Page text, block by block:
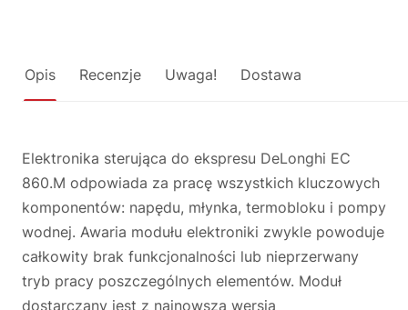
Opis Recenzje Uwaga! Dostawa
Elektronika sterująca do ekspresu DeLonghi EC
860.M odpowiada za pracę wszystkich kluczowych
komponentów: napędu, młynka, termobloku i pompy
wodnej. Awaria modułu elektroniki zwykle powoduje
całkowity brak funkcjonalności lub nieprzerwany
tryb pracy poszczególnych elementów. Moduł
dostarczany jest z najnowszą wersją